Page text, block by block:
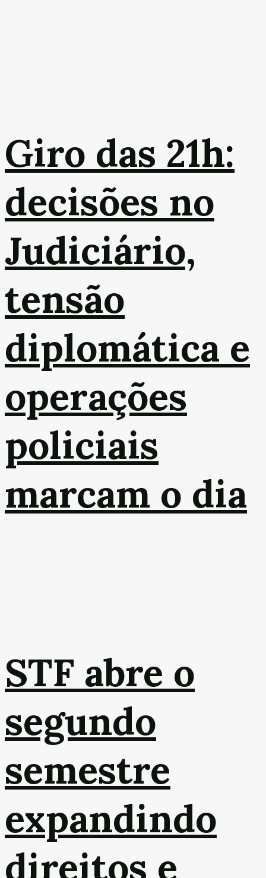
Giro das 21h:
decisões no
Judiciário,
tensão
diplomática e
operações
policiais
marcam o dia
STF abre o
segundo
semestre
expandindo
direitos e